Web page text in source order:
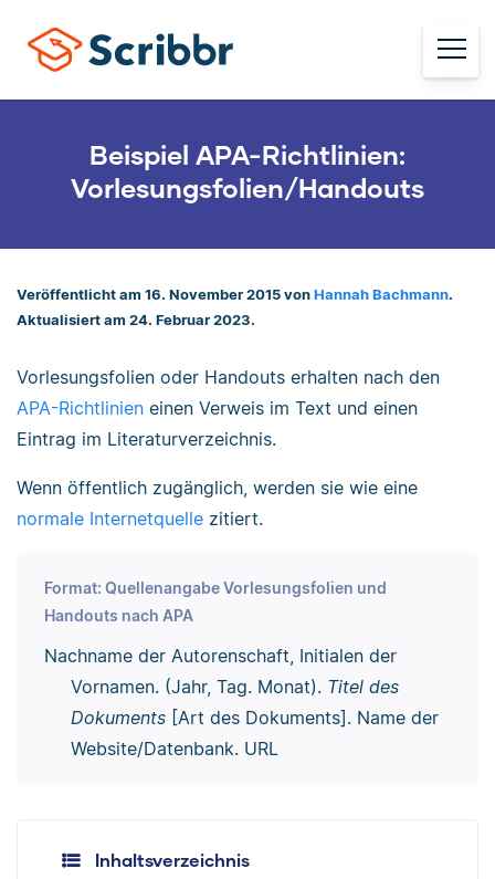
Beispiel APA-Richtlinien:
Vorlesungsfolien/Handouts
Veröffentlicht am 16. November 2015 von Hannah Bachmann.
Aktualisiert am 24. Februar 2023.
Vorlesungsfolien oder Handouts erhalten nach den
APA-Richtlinien einen Verweis im Text und einen
Eintrag im Literaturverzeichnis.
Wenn öffentlich zugänglich, werden sie wie eine
normale Internetquelle zitiert.
Format: Quellenangabe Vorlesungsfolien und
Handouts nach APA
Nachname der Autorenschaft, Initialen der
Vornamen. (Jahr, Tag. Monat). Titel des
Dokuments[Art des Dokuments]. Name der
Website/Datenbank. URL
Inhaltsverzeichnis